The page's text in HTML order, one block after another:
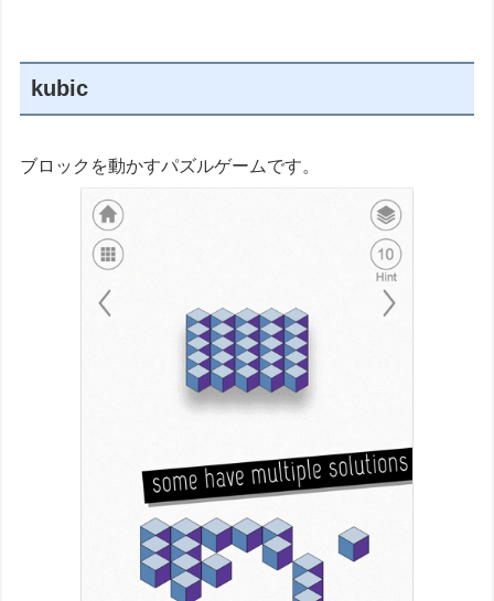
kubic
ブロックを動かすパズルゲームです。